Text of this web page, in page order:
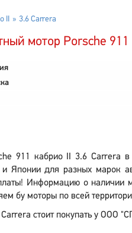
II 3.6 Carrera
мотор Porsche
911 кабрио II 3.6 Carrera
Японии для разных марок
Информацию о наличии
бу моторы по всей
стоит покупать у ООО